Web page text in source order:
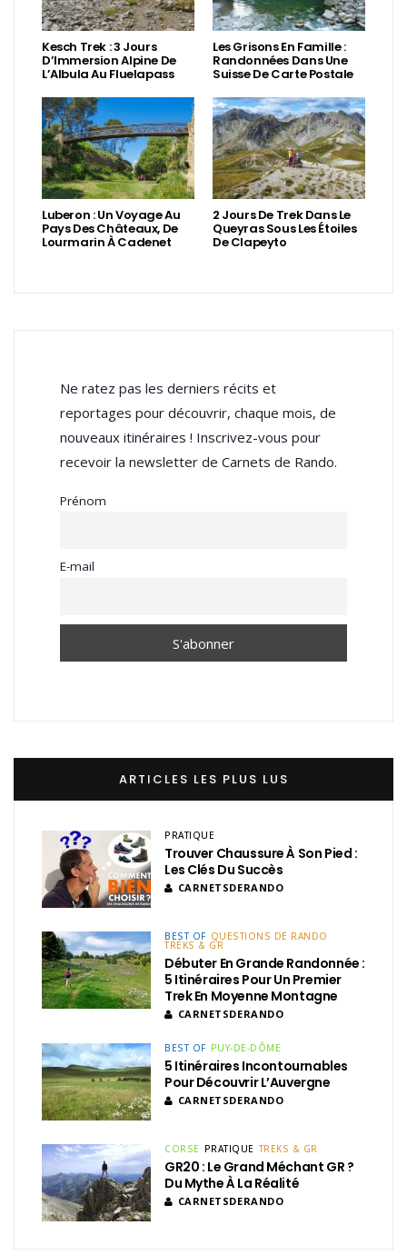
Kesch Trek : 3 Jours
D’Immersion Alpine De
L’Albula Au Fluelapass
Les Grisons En Famille :
Randonnées Dans Une
Suisse De Carte Postale
Luberon : Un Voyage Au
Pays Des Châteaux, De
Lourmarin À Cadenet
2 Jours De Trek Dans Le
Queyras Sous Les Étoiles
De Clapeyto
Ne ratez pas les derniers récits et
reportages pour découvrir, chaque mois, de
nouveaux itinéraires ! Inscrivez-vous pour
recevoir la newsletter de Carnets de Rando.
Prénom
E-mail
ARTICLES LES PLUS LUS
PRATIQUE
Trouver Chaussure À Son Pied :
Les Clés Du Succès
CARNETSDERANDO
BEST OF QUESTIONS DE RANDO
TREKS & GR
Débuter En Grande Randonnée :
5 Itinéraires Pour Un Premier
Trek En Moyenne Montagne
CARNETSDERANDO
BEST OF PUY-DE-DÔME
5 Itinéraires Incontournables
Pour Découvrir L’Auvergne
CARNETSDERANDO
CORSE PRATIQUE TREKS & GR
GR20 : Le Grand Méchant GR ?
Du Mythe À La Réalité
CARNETSDERANDO